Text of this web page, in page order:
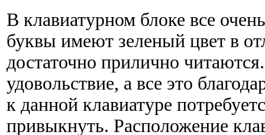
В клавиатурном блоке все
буквы имеют зеленый цвет в
достаточно прилично
удовольствие, а все это
к данной клавиатуре
привыкнуть. Расположение